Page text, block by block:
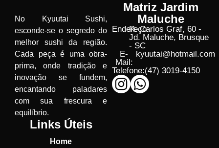
No Kyuutai Sushi,
esconde-se o segredo do
melhor sushi da região.
Cada peça é uma obra-
prima, onde tradição e
inovação se fundem,
encantando paladares
com sua frescura e
equilíbrio.
Links Úteis
Home
Matriz Jardim
Maluche
Endereço:
R. Carlos Graf, 60 -
Jd. Maluche, Brusque
- SC
E-
Mail:
kyuutai@hotmail.com
Telefone:(47) 3019-4150